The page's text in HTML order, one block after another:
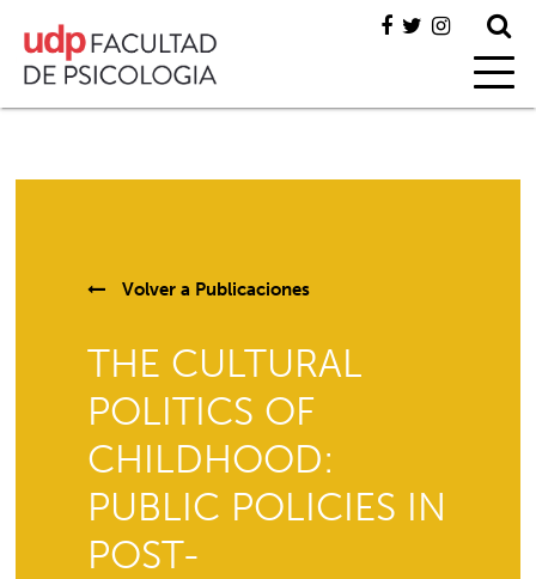
Volver a Publicaciones
THE CULTURAL
POLITICS OF
CHILDHOOD:
PUBLIC POLICIES IN
POST-